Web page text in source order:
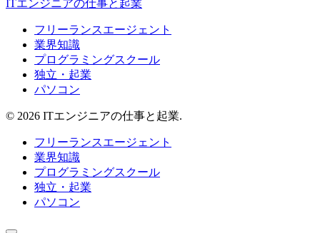
ITエンジニアの仕事と起業
フリーランスエージェント
業界知識
プログラミングスクール
独立・起業
パソコン
© 2026 ITエンジニアの仕事と起業.
フリーランスエージェント
業界知識
プログラミングスクール
独立・起業
パソコン